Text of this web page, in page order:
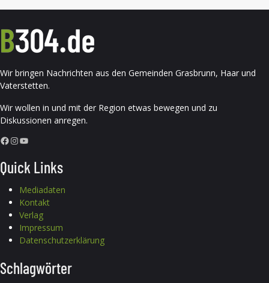
Wir bringen Nachrichten aus den Gemeinden Grasbrunn, Haar und
Vaterstetten.
Wir wollen in und mit der Region etwas bewegen und zu
Diskussionen anregen.
Facebook InstagramYouTube
Quick Links
Mediadaten
Kontakt
Verlag
Impressum
Datenschutzerklärung
Schlagwörter